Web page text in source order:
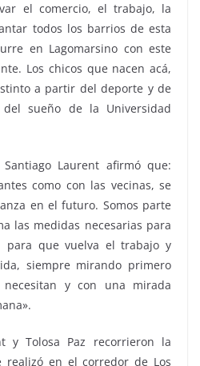
el comercio, el trabajo, la
todos los barrios de esta
en Lagomarsino con este
Los chicos que nacen acá,
a partir del deporte y de
sueño de la Universidad
Laurent afirmó que:
como con las vecinas, se
en el futuro. Somos parte
las medidas necesarias para
para que vuelva el trabajo y
siempre mirando primero
y con una mirada
y Tolosa Paz recorrieron la
realizó en el corredor de Los